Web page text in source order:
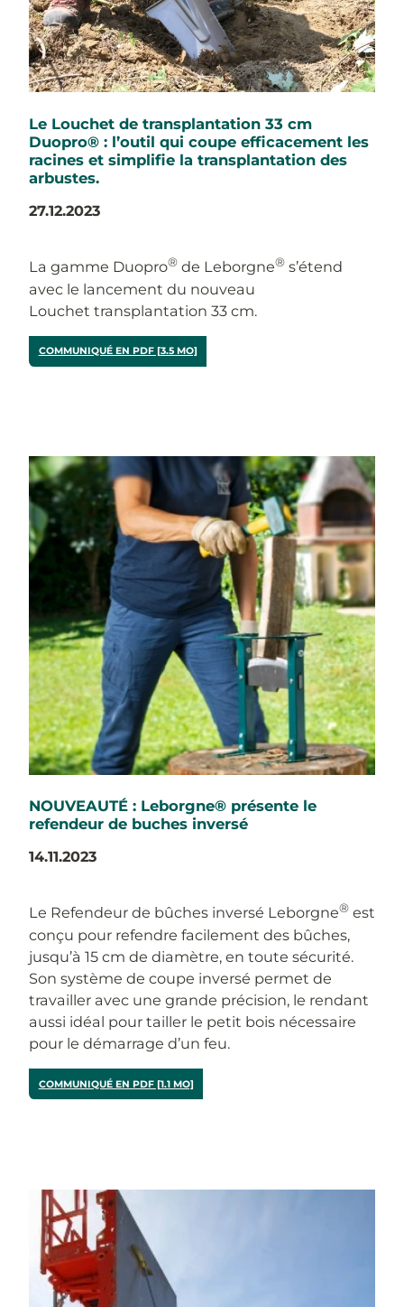
Le Louchet de transplantation 33 cm
Duopro® : l’outil qui coupe efficacement les
racines et simplifie la transplantation des
arbustes.
27.12.2023
La gamme Duopro®de Leborgne®s’étend
avec le lancement du nouveau
Louchet transplantation 33 cm.
COMMUNIQUÉ EN PDF [3.5 MO]
NOUVEAUTÉ : Leborgne® présente le
refendeur de buches inversé
14.11.2023
Le Refendeur de bûches inversé Leborgne®est
conçu pour refendre facilement des bûches,
jusqu’à 15 cm de diamètre, en toute sécurité.
Son système de coupe inversé permet de
travailler avec une grande précision, le rendant
aussi idéal pour tailler le petit bois nécessaire
pour le démarrage d’un feu.
COMMUNIQUÉ EN PDF [1.1 MO]